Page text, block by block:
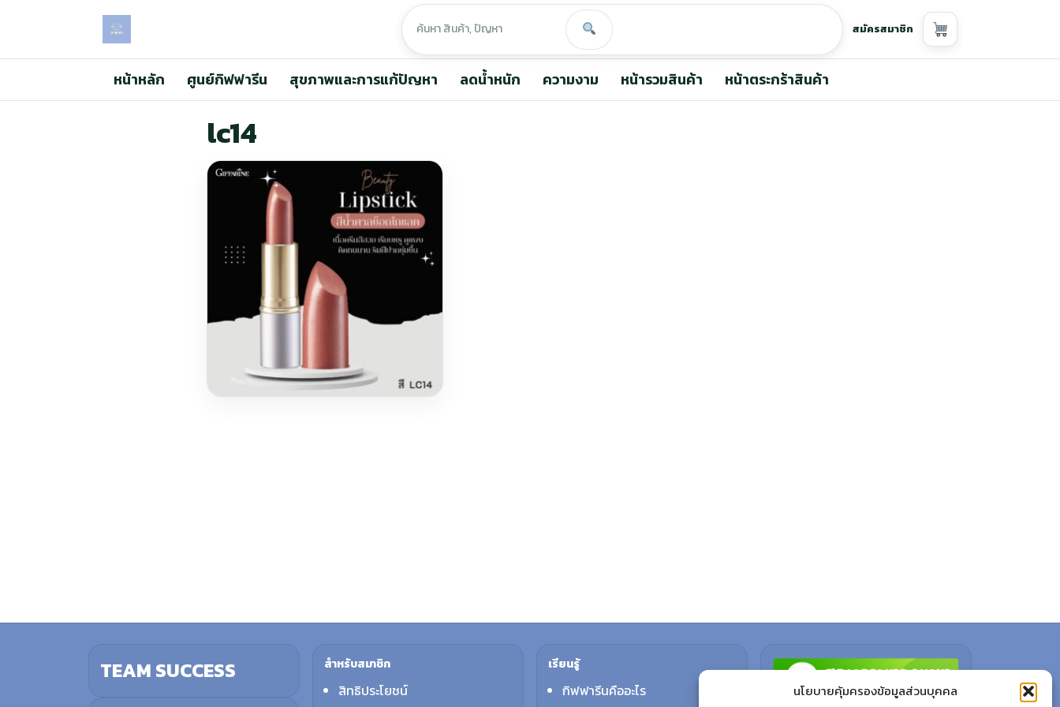
นโยบายคุ้มครองข้อมูลส่วนบุคคล
สมัครสมาชิก
หน้าหลัก ศูนย์กิฟฟารีน สุขภาพและการแก้ปัญหา ลดน้ำหนัก ความงาม หน้ารวมสินค้า หน้าตระกร้าสินค้า
lc14
TEAM SUCCESS สำหรับสมาชิก
สิทธิประโยชน์
เรียนรู้
กิฟฟารีนคืออะไร